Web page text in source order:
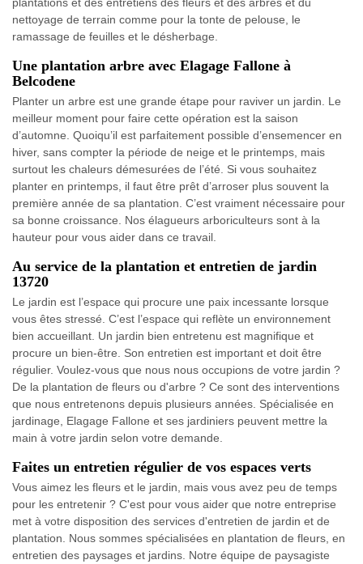
nettoyage de terrain comme pour la tonte de pelouse, le
ramassage de feuilles et le désherbage.
Une plantation arbre avec Elagage Fallone à
Belcodene
Planter un arbre est une grande étape pour raviver un jardin. Le
meilleur moment pour faire cette opération est la saison
d’automne. Quoiqu’il est parfaitement possible d’ensemencer en
hiver, sans compter la période de neige et le printemps, mais
surtout les chaleurs démesurées de l’été. Si vous souhaitez
planter en printemps, il faut être prêt d’arroser plus souvent la
première année de sa plantation. C’est vraiment nécessaire pour
sa bonne croissance. Nos élagueurs arboriculteurs sont à la
hauteur pour vous aider dans ce travail.
Au service de la plantation et entretien de jardin
13720
Le jardin est l’espace qui procure une paix incessante lorsque
vous êtes stressé. C’est l’espace qui reflète un environnement
bien accueillant. Un jardin bien entretenu est magnifique et
procure un bien-être. Son entretien est important et doit être
régulier. Voulez-vous que nous nous occupions de votre jardin ?
De la plantation de fleurs ou d'arbre ? Ce sont des interventions
que nous entretenons depuis plusieurs années. Spécialisée en
jardinage, Elagage Fallone et ses jardiniers peuvent mettre la
main à votre jardin selon votre demande.
Faites un entretien régulier de vos espaces verts
Vous aimez les fleurs et le jardin, mais vous avez peu de temps
pour les entretenir ? C'est pour vous aider que notre entreprise
met à votre disposition des services d'entretien de jardin et de
plantation. Nous sommes spécialisées en plantation de fleurs, en
entretien des paysages et jardins. Notre équipe de paysagiste